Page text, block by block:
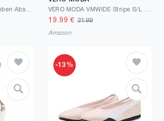
19.99 € 21.99
Amazon
-13%